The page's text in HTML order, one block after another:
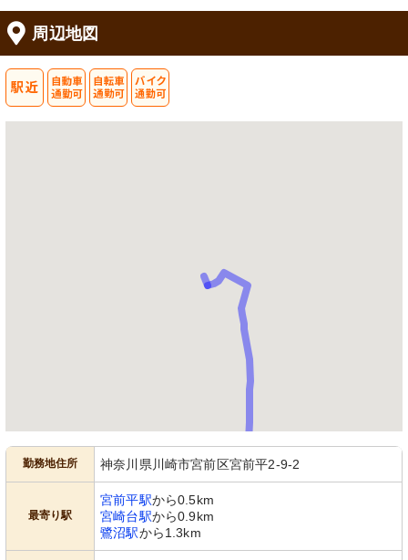
周辺地図
勤務地住所 神奈川県川崎市宮前区宮前平2-9-2
最寄り駅
宮前平駅から0.5km
宮崎台駅から0.9km
鷺沼駅から1.3km